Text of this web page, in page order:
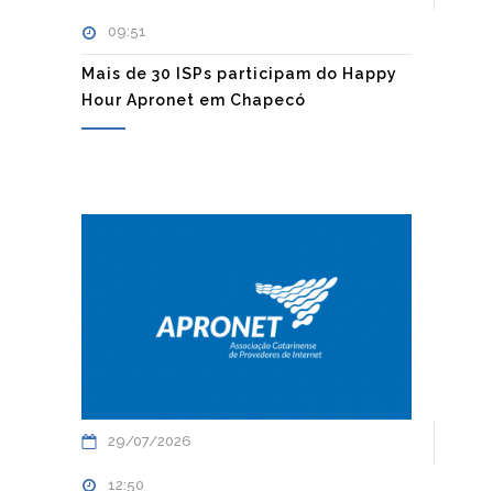
09:51
Mais de 30 ISPs participam do Happy
Hour Apronet em Chapecó
29/07/2026
12:50